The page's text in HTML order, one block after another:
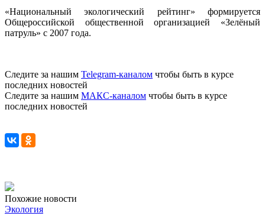
«Национальный экологический рейтинг» формируется
Общероссийской общественной организацией «Зелёный
патруль» с 2007 года.
Следите за нашим Telegram-каналом чтобы быть в курсе
последних новостей
Следите за нашим МАКС-каналом чтобы быть в курсе
последних новостей
Похожие новости
Экология